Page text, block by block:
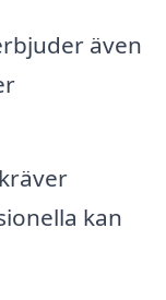
även
kan